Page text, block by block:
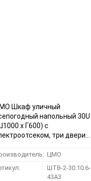
Шкаф уличный
напольный 30U
х Г600) с
три двери
ЦМО
ШТВ-2-30.10.6-
43А3